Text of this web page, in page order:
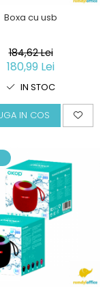
Boxa cu usb
184,62 Lei
180,99 Lei
IN STOC
IN COS